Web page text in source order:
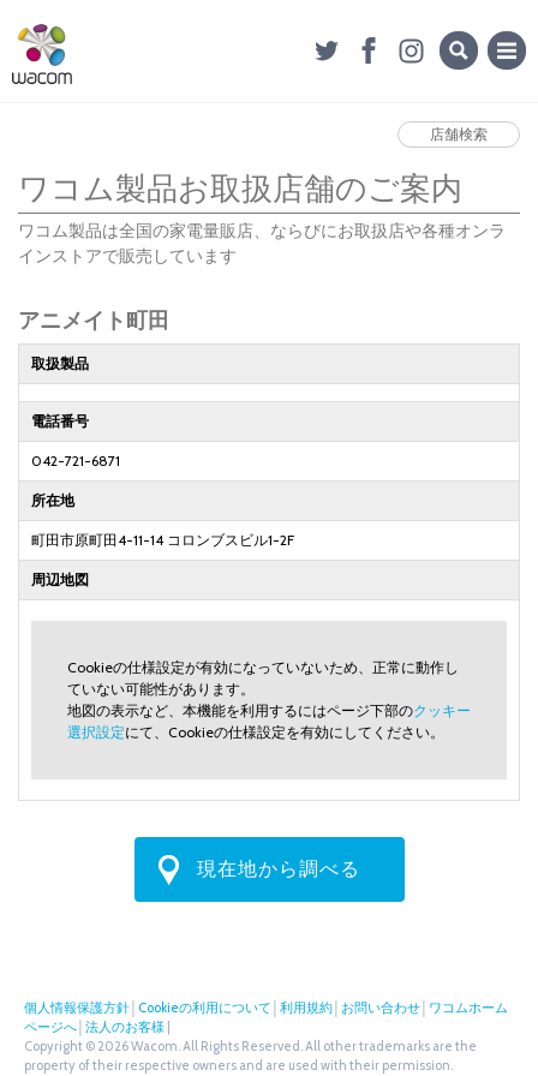
店舗検索
ワコム製品お取扱店舗のご案内
ワコム製品は全国の家電量販店、ならびにお取扱店や各種オンラ
インストアで販売しています
アニメイト町田
取扱製品
電話番号
042-721-6871
所在地
町田市原町田4-11-14 コロンブスビル1-2F
周辺地図
Cookieの仕様設定が有効になっていないため、正常に動作し
ていない可能性があります。
地図の表示など、本機能を利用するにはページ下部のクッキー
選択設定にて、Cookieの仕様設定を有効にしてください。
現在地から調べる
個人情報保護方針 Cookieの利用について 利用規約 お問い合わせ ワコムホーム
ページへ 法人のお客様
Copyright © 2026 Wacom. All Rights Reserved. All other trademarks are the
property of their respective owners and are used with their permission.